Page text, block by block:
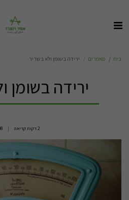
בית מאמרים ירידה בשומן ולא בשריר
ירידה בשומן
2 דקות קריאה